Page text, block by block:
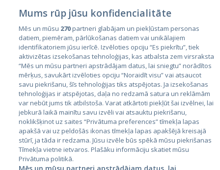
Valstis
Igaunija
Latvija
Lietuva
Mums rūp jūsu konfidencialitāte
Mēs un mūsu 270partneri glabājam un piekļūstam personas
datiem, piemēram, pārlūkošanas datiem vai unikālajiem
identifikatoriem jūsu ierīcē. Izvēloties opciju “Es piekrītu”, tiek
aktivizētas izsekošanas tehnoloģijas, kas atbalsta zem virsraksta
“Mēs un mūsu partneri apstrādājam datus, lai sniegtu” norādītos
mērķus, savukārt izvēloties opciju “Noraidīt visu” vai atsaucot
savu piekrišanu, šīs tehnoloģijas tiks atspējotas. Ja izsekošanas
tehnoloģijas ir atspējotas, daļa no redzamā satura un reklāmām
var nebūt jums tik atbilstoša. Varat atkārtoti piekļūt šai izvēlnei, lai
jebkurā laikā mainītu savu izvēli vai atsauktu piekrišanu,
noklikšķinot uz saites “Privātuma preferences” tīmekļa lapas
apakšā vai uz peldošās ikonas tīmekļa lapas apakšējā kreisajā
stūrī, ja tāda ir redzama. Jūsu izvēle būs spēkā mūsu piekrišanas
Tīmekļa vietne ietvaros. Plašāku informāciju skatiet mūsu
Privātuma politikā.